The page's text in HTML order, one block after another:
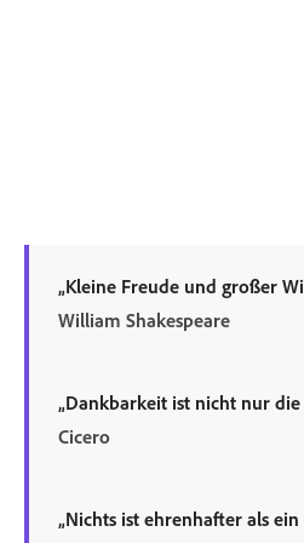
„Kleine Freude und großer
William Shakespeare
„Dankbarkeit ist nicht nur
Cicero
„Nichts ist ehrenhafter als